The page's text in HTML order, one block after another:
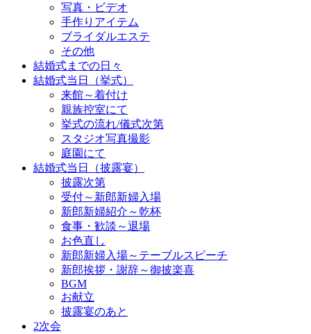
写真・ビデオ
手作りアイテム
ブライダルエステ
その他
結婚式までの日々
結婚式当日（挙式）
来館～着付け
親族控室にて
挙式の流れ/儀式次第
スタジオ写真撮影
庭園にて
結婚式当日（披露宴）
披露次第
受付～新郎新婦入場
新郎新婦紹介～乾杯
食事・歓談～退場
お色直し
新郎新婦入場～テーブルスピーチ
新郎挨拶・謝辞～御披楽喜
BGM
お献立
披露宴のあと
2次会